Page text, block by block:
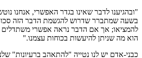
"ובהגיענו לדבר שאינו בגדר האפשרי, אנחנו
בשעה שמתברר שדרוש להגשמת הדבר הזה סכום
להמציאו; אך אם הדבר נראה אפשרי משתדלים
הוא מה שניתן להיעשות בכוחות עצמנו."
כבני-אדם יש לנו נטייה "להתאהב ברעיונות"